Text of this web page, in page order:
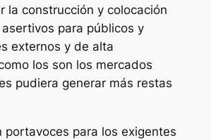
la construcción y colocación
para públicos y
externos y de alta
los son los mercados
pudiera generar más restas
portavoces para los exigentes